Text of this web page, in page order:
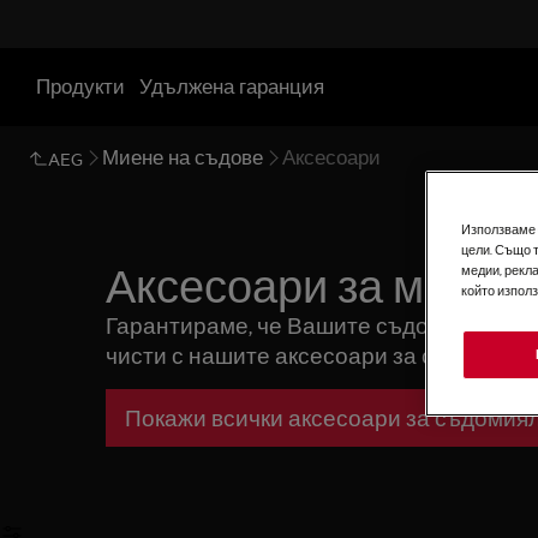
Продукти Удължена гаранция
AEG Миене на съдове Аксесоари
Аксесоари за
Гарантираме, че Вашите съдове и
чисти с нашите аксесоари за
Покажи всички аксесоари за
Използваме
цели. Също
медии,
който